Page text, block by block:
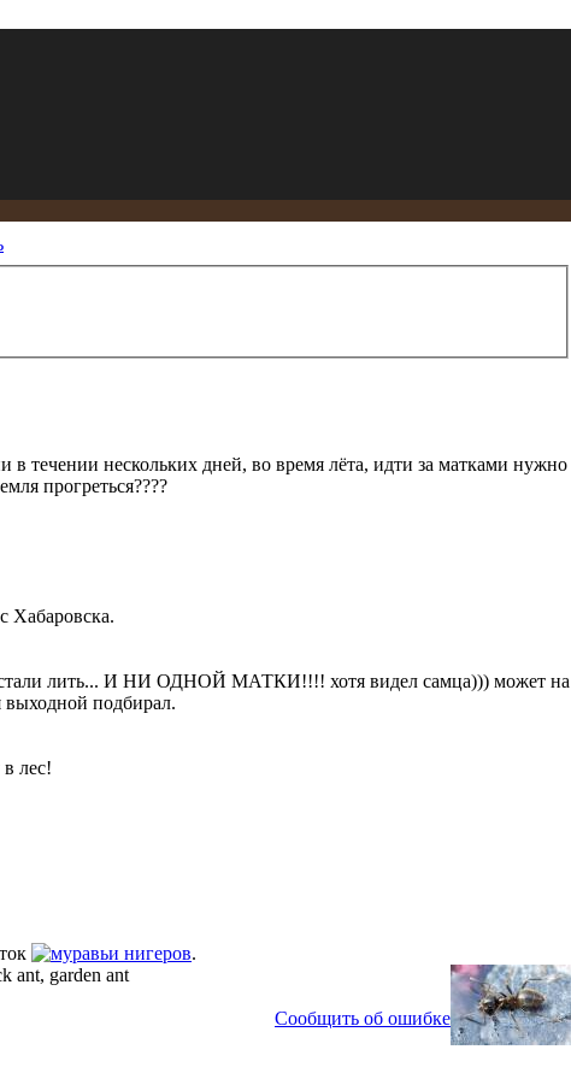
течении нескольких дней, во время лёта, идти за матками нужно
прогреться????
Хабаровска.
лить... И НИ ОДНОЙ МАТКИ!!!! хотя видел самца))) может на
выходной подбирал.
лес!
нигеров.
ant, garden ant
Сообщить об ошибке